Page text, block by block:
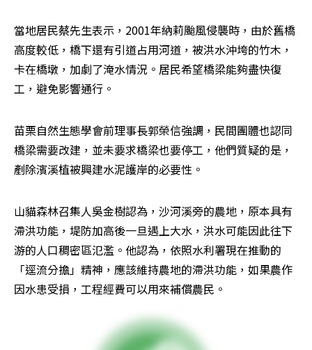
當地居民蔡先生表示，2001年納莉颱風侵襲時，由於舊橋
高度較低，橋下還有引道占用河道，被洪水沖垮的竹木，
卡在橋墩，加劇了淹水情況。居民希望橋梁能夠盡快復
工，避免影響通行。
苗栗自然生態學會前理事長郭榮信強調，民間團體也認同
橋梁需要改建，並未要求橋梁也要停工，他們質疑的是，
剷除濱溪植被興建水泥護岸的必要性。
山貓森林召集人吳金樹認為，沙河溪旁的農地，原本具有
滯洪功能，堤防加高後一旦遇上大水，洪水可能因此往下
游的人口稠密區氾濫。他認為，依照水利署現在推動的
「逕流分擔」精神，應該維持農地的滯洪功能，如果農作
因水患受損，工程經費可以用來補償農民。